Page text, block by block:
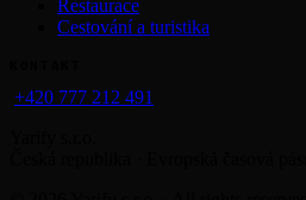
Restaurace
Cestování a turistika
+420 777 212 491